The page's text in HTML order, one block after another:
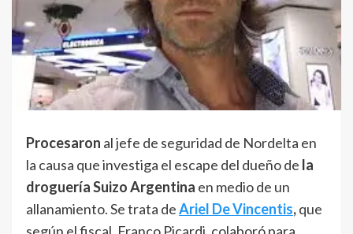
Procesaron al jefe de seguridad de Nordelta en
la causa que investiga el escape del dueño de la
droguería Suizo Argentina en medio de un
allanamiento. Se trata deAriel De Vincentis,que